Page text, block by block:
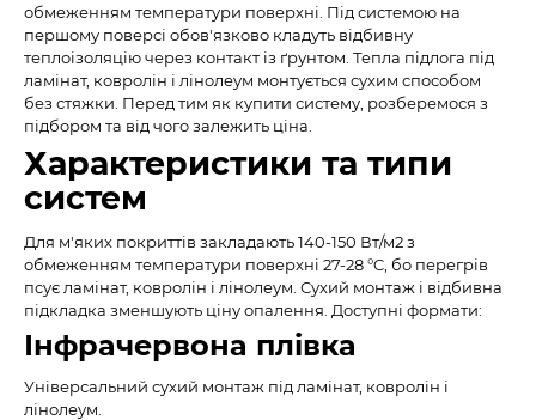
обмеженням температури поверхні. Під системою на
першому поверсі обов'язково кладуть відбивну
теплоізоляцію через контакт із ґрунтом. Тепла підлога під
ламінат, ковролін і лінолеум монтується сухим способом
без стяжки. Перед тим як купити систему, розберемося з
підбором та від чого залежить ціна.
Характеристики та типи
систем
Для м'яких покриттів закладають 140-150 Вт/м2 з
обмеженням температури поверхні 27-28 °C, бо перегрів
псує ламінат, ковролін і лінолеум. Сухий монтаж і відбивна
підкладка зменшують ціну опалення. Доступні формати:
Інфрачервона плівка
Універсальний сухий монтаж під ламінат, ковролін і
лінолеум.